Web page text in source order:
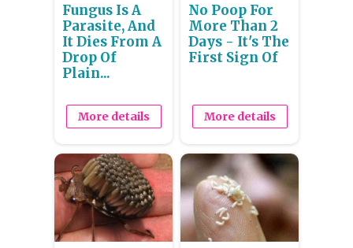
Fungus Is A
Parasite, And
It Dies From A
Drop Of
Plain...
More details
No Poop For
More Than 2
Days - It's The
First Sign Of
More details